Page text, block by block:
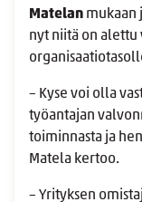
Matelan mukaan
nyt niitä on
– Kyse voi olla
työantajan
toiminnasta ja
Matela kertoo.
– Yrityksen